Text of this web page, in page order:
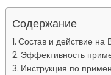
Содержание
Состав и действие на
Эффективность
Инструкция по